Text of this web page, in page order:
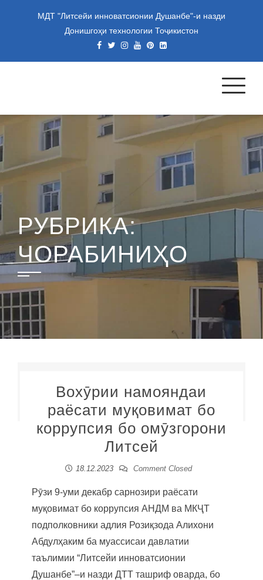
МДТ "Литсейи инноватсионии Душанбе"-и назди
Донишгоҳи технологии Тоҷикистон
ТАЪЛИМИИ "ЛИТСЕЙИ
ИННОВАТСИОНИИ
ДУШАНБЕ"-И НАЗДИ
ДОНИШГОҲИ ТЕХНОЛОГИИ
ТОҶИКИСТОН
РУБРИКА:
ЧОРАБИНИҲО
Вохӯрии намояндаи
раёсати муқовимат бо
коррупсия бо омӯзгорони
Литсей
18.12.2023 Comment Closed
Рӯзи 9-уми декабр сарнозири раёсати
муқовимат бо коррупсия АНДМ ва МКҶТ
подполковники адлия Розиқзода Алихони
Абдулҳаким ба муассисаи давлатии
таълимии “Литсейи инноватсионии
Душанбе”–и назди ДТТ ташриф оварда, бо